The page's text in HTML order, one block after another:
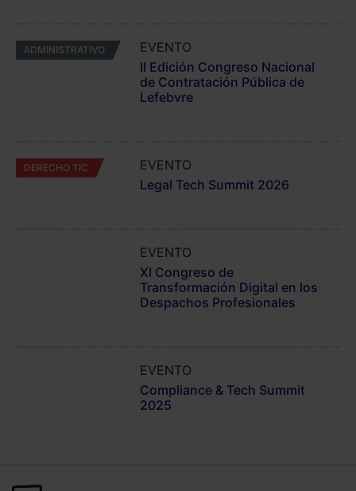
ADMINISTRATIVO
EVENTO
II Edición Congreso Nacional
de Contratación Pública de
Lefebvre
DERECHO TIC
EVENTO
Legal Tech Summit 2026
EVENTO
XI Congreso de
Transformación Digital en los
Despachos Profesionales
EVENTO
Compliance & Tech Summit
2025